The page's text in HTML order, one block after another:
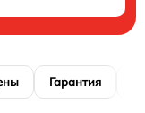
Гарантия